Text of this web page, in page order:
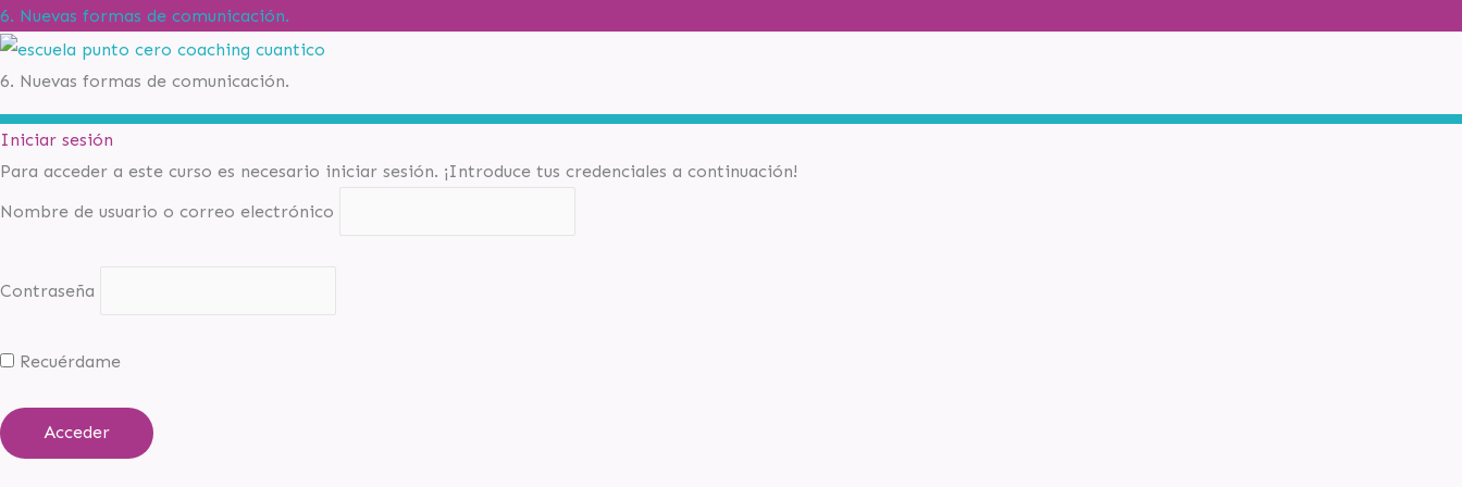
6. Nuevas formas de comunicación.
6. Nuevas formas de comunicación.
Iniciar sesión
Para acceder a este curso es necesario iniciar sesión. ¡Introduce tus credenciales a continuación!
Nombre de usuario o correo electrónico
Contraseña
Recuérdame